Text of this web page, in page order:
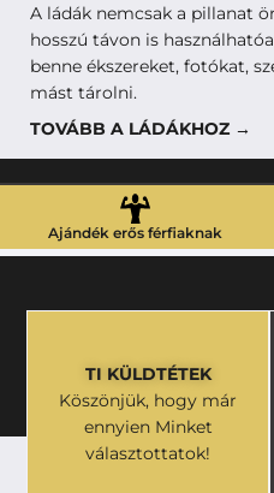
A ládák nemcsak a pillanat
hosszú távon is
benne ékszereket, fotókat,
mást tárolni.
TOVÁBB A LÁDÁKHOZ →
Ajándék erős férfiaknak
TI KÜLDTÉTEK
Köszönjük, hogy már
ennyien Minket
választottatok!